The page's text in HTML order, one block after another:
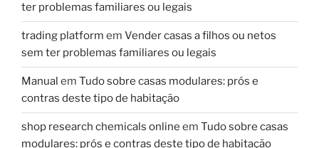
ter problemas familiares ou legais
trading platform em Vender casas a filhos ou netos
sem ter problemas familiares ou legais
Manual em Tudo sobre casas modulares: prós e
contras deste tipo de habitação
shop research chemicals online em Tudo sobre casas
modulares: prós e contras deste tipo de habitação